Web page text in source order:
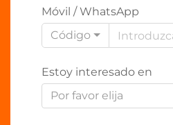
Móvil / WhatsApp
Código
Estoy interesado en
Por favor elija